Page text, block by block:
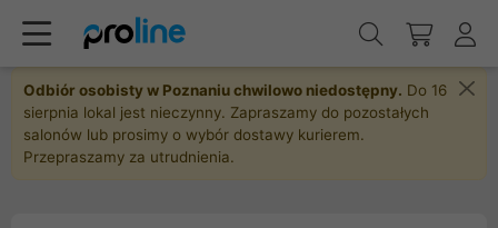
Odbiór osobisty w Poznaniu chwilowo niedostępny. Do 16
sierpnia lokal jest nieczynny. Zapraszamy do pozostałych
salonów lub prosimy o wybór dostawy kurierem.
Przepraszamy za utrudnienia.